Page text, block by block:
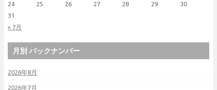
« 7月
24
25 26 27 28 29
30
31
月別 バックナンバー
2026年8月
2026年7月